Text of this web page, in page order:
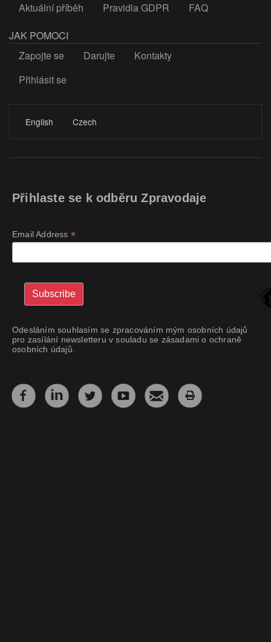
Aktuální příběh
Pravidla GDPR
FAQ
JAK POMOCI
Zapojte se
Darujte
Kontakty
LOGIN
Přihlásit se
English Czech
Přihlaste se k odběru Zpravodaje
Email Address *
Odesláním souhlasím se zpracováním mým osobních údajů
pro zasílání newsletteru v souladu se zásadami o ochraně
osobních údajů.